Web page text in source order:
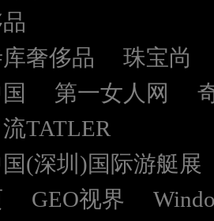
奢侈品
珠宝尚
第一女人网
TATLER
(深圳)国际游艇展
GEO视界